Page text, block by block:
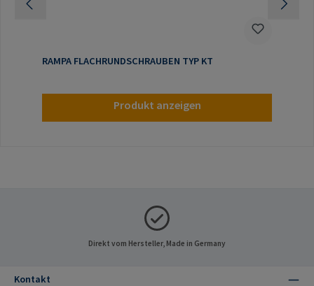
RAMPA FLACHRUNDSCHRAUBEN TYP KT
Produkt anzeigen
Direkt vom Hersteller, Made in Germany
Kontakt